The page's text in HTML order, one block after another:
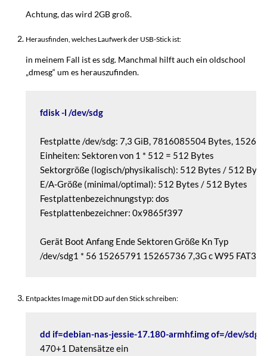
Achtung, das wird 2GB groß.
Herausfinden, welches Laufwerk der USB-Stick ist:
in meinem Fall ist es sdg. Manchmal hilft auch ein oldschool
„dmesg“ um es herauszufinden.
fdisk -l /dev/sdg
Festplatte /dev/sdg: 7,3 GiB, 7816085504 Bytes,
Einheiten: Sektoren von 1 * 512 = 512 Bytes
Sektorgröße (logisch/physikalisch): 512 Bytes / 512
E/A-Größe (minimal/optimal): 512 Bytes / 512 Bytes
Festplattenbezeichnungstyp: dos
Festplattenbezeichner: 0x9865f397
Gerät Boot Anfang Ende Sektoren Größe Kn Typ
/dev/sdg1 * 56 15265791 15265736 7,3G c W95 FAT32
Entpacktes Image mit DD auf den Stick schreiben:
dd if=debian-nas-jessie-17.180-armhf.img of=/dev/sdg
470+1 Datensätze ein